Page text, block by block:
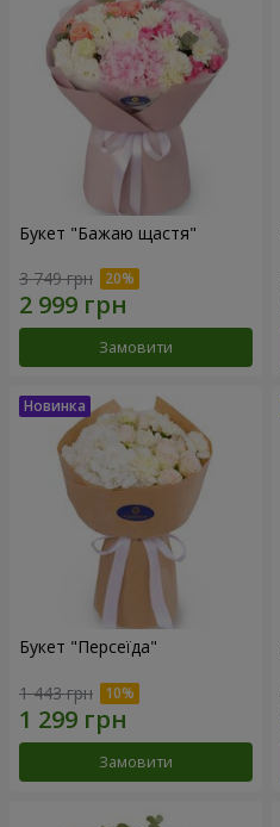
Букет "Бажаю щастя"
3 749 грн
Замовити
Букет "Персеїда"
1 443 грн
Замовити